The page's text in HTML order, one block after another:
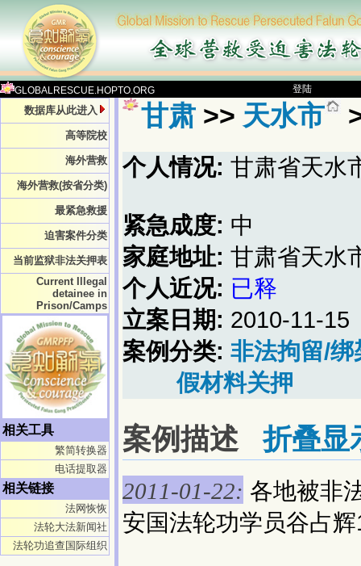
GLOBALRESCUE.HOPTO.ORG 登陆
数据库从此进入
高等院校
海外营救
海外营救(按省分类)
最紧急救援
迫害案件分类
当前监狱非法关押表
Current Illegal
detainee in
Prison/Camps
相关工具
繁简转换器
电话提取器
相关链接
法网恢恢
法轮大法新闻社
法轮功追查国际组织
甘肃 >> 天水市
个人情况: 甘肃省天水
紧急成度: 中
家庭地址: 甘肃省天水
个人近况: 已释
立案日期: 2010-11-15
案例分类: 非法拘留/绑
假材料关押
案例描述折叠显
2011-01-22: 各地被非
安国法轮功学员谷占